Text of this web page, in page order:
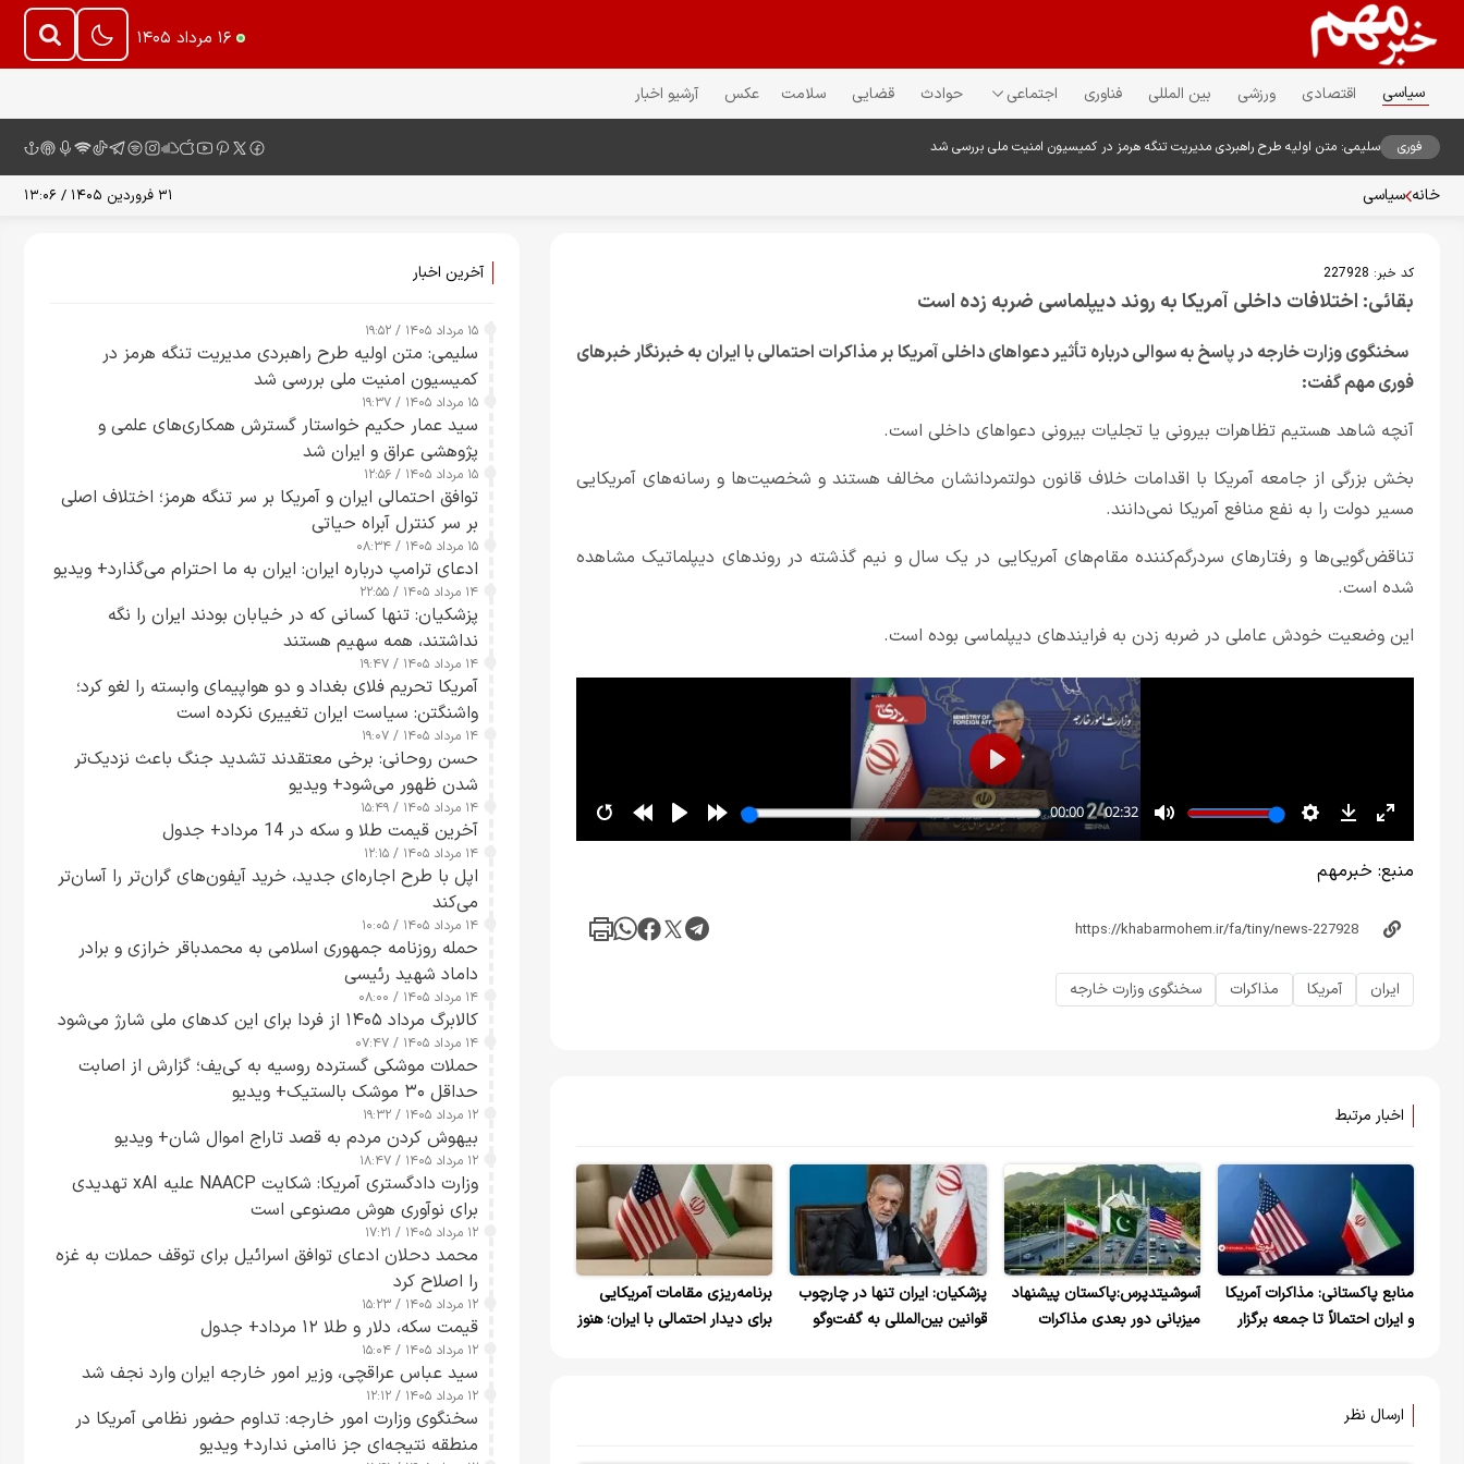
۱۶ مرداد ۱۴۰۵
سیاسی اقتصادی ورزشی بین المللی فناوری اجتماعی حوادث قضایی سلامت عکس آرشیو اخبار
فوری سلیمی: متن اولیه طرح راهبردی مدیریت تنگه هرمز در کمیسیون امنیت ملی بررسی شد
خانه سیاسی ۳۱ فروردین ۱۴۰۵ / ۱۳:۰۶
کد خبر: 227928
بقائی: اختلافات داخلی آمریکا به روند دیپلماسی ضربه زده است
سخنگوی وزارت خارجه در پاسخ به سوالی درباره تأثیر دعواهای داخلی آمریکا بر مذاکرات احتمالی با ایران به خبرنگار خبرهای
فوری مهم گفت:
آنچه شاهد هستیم تظاهرات بیرونی یا تجلیات بیرونی دعواهای داخلی است.
بخش بزرگی از جامعه آمریکا با اقدامات خلاف قانون دولتمردانشان مخالف هستند و شخصیت‌ها و رسانه‌های آمریکایی
مسیر دولت را به نفع منافع آمریکا نمی‌دانند.
تناقض‌گویی‌ها و رفتارهای سردرگم‌کننده مقام‌های آمریکایی در یک سال و نیم گذشته در روندهای دیپلماتیک مشاهده
شده است.
این وضعیت خودش عاملی در ضربه زدن به فرایندهای دیپلماسی بوده است.
منبع: خبر‌مهم
ایران آمریکا مذاکرات سخنگوی وزارت خارجه
اخبار مرتبط
منابع پاکستانی: مذاکرات آمریکا
و ایران احتمالاً تا جمعه برگزار
آسوشیتدپرس:‌پاکستان پیشنهاد
میزبانی دور بعدی مذاکرات
پزشکیان: ایران تنها در چارچوب
قوانین بین‌المللی به گفت‌وگو
برنامه‌ریزی مقامات آمریکایی
برای دیدار احتمالی با ایران؛ هنوز
ارسال نظر
آخرین اخبار
۱۵ مرداد ۱۴۰۵ / ۱۹:۵۲
سلیمی: متن اولیه طرح راهبردی مدیریت تنگه هرمز در
کمیسیون امنیت ملی بررسی شد
۱۵ مرداد ۱۴۰۵ / ۱۹:۳۷
سید عمار حکیم خواستار گسترش همکاری‌های علمی و
پژوهشی عراق و ایران شد
۱۵ مرداد ۱۴۰۵ / ۱۲:۵۶
توافق احتمالی ایران و آمریکا بر سر تنگه هرمز؛ اختلاف اصلی
بر سر کنترل آبراه حیاتی
۱۵ مرداد ۱۴۰۵ / ۰۸:۳۴
ادعای ترامپ درباره ایران: ایران به ما احترام می‌گذارد+ ویدیو
۱۴ مرداد ۱۴۰۵ / ۲۲:۵۵
پزشکیان: تنها کسانی که در خیابان بودند ایران را نگه
نداشتند، همه سهیم هستند
۱۴ مرداد ۱۴۰۵ / ۱۹:۴۷
آمریکا تحریم فلای بغداد و دو هواپیمای وابسته را لغو کرد؛
واشنگتن: سیاست ایران تغییری نکرده است
۱۴ مرداد ۱۴۰۵ / ۱۹:۰۷
حسن روحانی: برخی معتقدند تشدید جنگ باعث نزدیک‌تر
شدن ظهور می‌شود+ ویدیو
۱۴ مرداد ۱۴۰۵ / ۱۵:۴۹
آخرین قیمت طلا و سکه در 14 مرداد+ جدول
۱۴ مرداد ۱۴۰۵ / ۱۲:۱۵
اپل با طرح اجاره‌ای جدید، خرید آیفون‌های گران‌تر را آسان‌تر
می‌کند
۱۴ مرداد ۱۴۰۵ / ۱۰:۰۵
حمله روزنامه جمهوری اسلامی به محمدباقر خرازی و برادر
داماد شهید رئیسی
۱۴ مرداد ۱۴۰۵ / ۰۸:۰۰
کالابرگ مرداد ۱۴۰۵ از فردا برای این کدهای ملی شارژ می‌شود
۱۴ مرداد ۱۴۰۵ / ۰۷:۴۷
حملات موشکی گسترده روسیه به کی‌یف؛ گزارش از اصابت
حداقل ۳۰ موشک بالستیک+ ویدیو
۱۲ مرداد ۱۴۰۵ / ۱۹:۳۲
بیهوش کردن مردم به قصد تاراج اموال شان+ ویدیو
۱۲ مرداد ۱۴۰۵ / ۱۸:۴۷
وزارت دادگستری آمریکا: شکایت NAACP علیه xAI تهدیدی
برای نوآوری هوش مصنوعی است
۱۲ مرداد ۱۴۰۵ / ۱۷:۲۱
محمد دحلان ادعای توافق اسرائیل برای توقف حملات به غزه
را اصلاح کرد
۱۲ مرداد ۱۴۰۵ / ۱۵:۲۳
قیمت سکه، دلار و طلا ۱۲ مرداد+ جدول
۱۲ مرداد ۱۴۰۵ / ۱۵:۰۴
سید عباس عراقچی، وزیر امور خارجه ایران وارد نجف شد
۱۲ مرداد ۱۴۰۵ / ۱۲:۱۲
سخنگوی وزارت امور خارجه: تداوم حضور نظامی آمریکا در
منطقه نتیجه‌ای جز ناامنی ندارد+ ویدیو